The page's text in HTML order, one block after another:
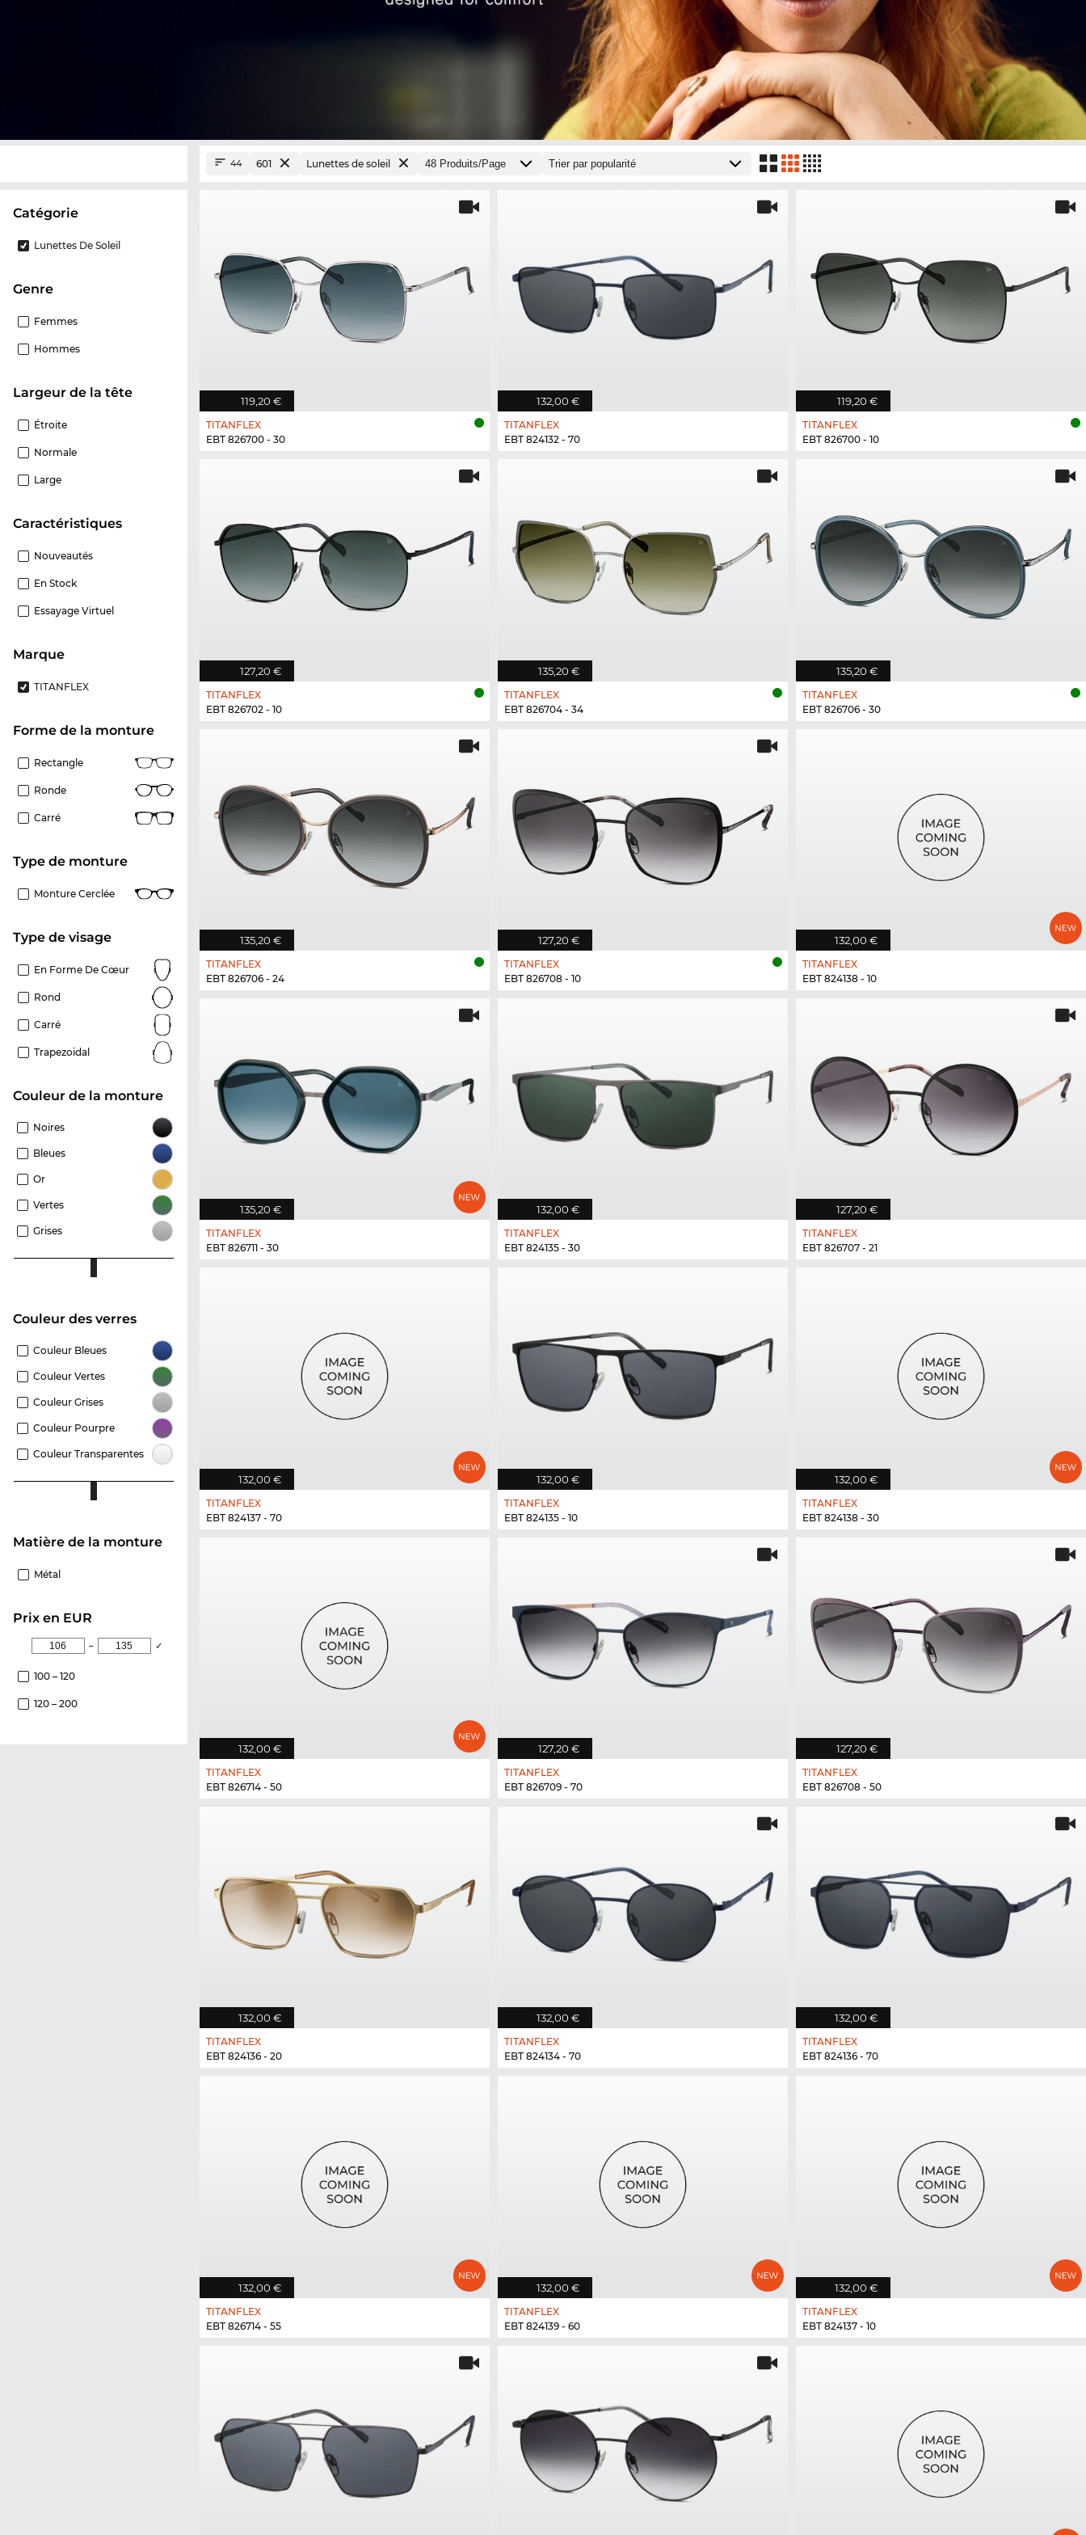
Catégorie
Lunettes De Soleil
Genre
Femmes
Hommes
Largeur de la tête
Étroite
Normale
Large
Caractéristiques
Nouveautés
En Stock
Essayage Virtuel
Marque
TITANFLEX
Forme de la monture
Rectangle
Ronde
Carré
Type de monture
Monture Cerclée
Type de visage
En Forme De Cœur
Rond
Carré
Trapezoïdal
Couleur de la monture
Noires
Bleues
Or
Vertes
Grises
Couleur des verres
Couleur Bleues
Couleur Vertes
Couleur Grises
Couleur Pourpre
Couleur Transparentes
Matière de la monture
Métal
Prix en EUR
– ✓
100 – 120
120 – 200
44 601 Lunettes de soleil
119,20 €
TITANFLEX
EBT 826700 - 30
132,00 €
TITANFLEX
EBT 824132 - 70
119,20 €
TITANFLEX
EBT 826700 - 10
127,20 €
TITANFLEX
EBT 826702 - 10
135,20 €
TITANFLEX
EBT 826704 - 34
135,20 €
TITANFLEX
EBT 826706 - 30
135,20 €
TITANFLEX
EBT 826706 - 24
127,20 €
TITANFLEX
EBT 826708 - 10
132,00 €
TITANFLEX
EBT 824138 - 10
135,20 €
TITANFLEX
EBT 826711 - 30
132,00 €
TITANFLEX
EBT 824135 - 30
127,20 €
TITANFLEX
EBT 826707 - 21
132,00 €
TITANFLEX
EBT 824137 - 70
132,00 €
TITANFLEX
EBT 824135 - 10
132,00 €
TITANFLEX
EBT 824138 - 30
132,00 €
TITANFLEX
EBT 826714 - 50
127,20 €
TITANFLEX
EBT 826709 - 70
127,20 €
TITANFLEX
EBT 826708 - 50
132,00 €
TITANFLEX
EBT 824136 - 20
132,00 €
TITANFLEX
EBT 824134 - 70
132,00 €
TITANFLEX
EBT 824136 - 70
132,00 €
TITANFLEX
EBT 826714 - 55
132,00 €
TITANFLEX
EBT 824139 - 60
132,00 €
TITANFLEX
EBT 824137 - 10